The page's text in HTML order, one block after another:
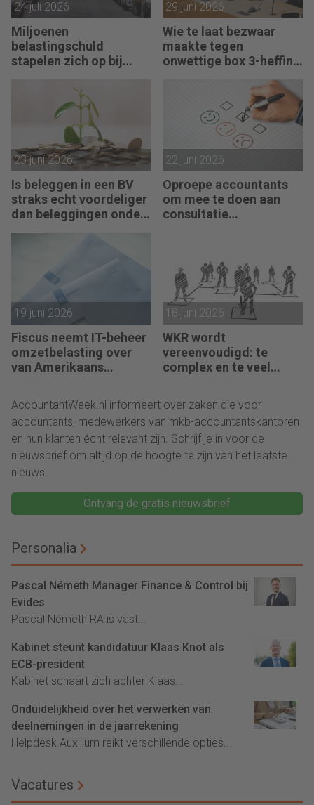
24 juli 2026
Miljoenen
belastingschuld
stapelen zich op bij
29 juni 2026
Wie te laat bezwaar
maakte tegen
onwettige box 3-heffing
23 juni 2026
Is beleggen in een BV
straks echt voordeliger
dan beleggingen onder
22 juni 2026
Oproepe accountants
om mee te doen aan
consultatie
19 juni 2026
Fiscus neemt IT-beheer
omzetbelasting over
van Amerikaans
18 juni 2026
WKR wordt
vereenvoudigd: te
complex en te veel
AccountantWeek.nl informeert over zaken die voor
accountants, medewerkers van mkb-accountantskantoren
en hun klanten écht relevant zijn. Schrijf je in voor de
nieuwsbrief om altijd op de hoogte te zijn van het laatste
nieuws.
Ontvang de gratis nieuwsbrief
Personalia
Pascal Németh Manager Finance & Control bij
Evides
Pascal Németh RA is vast...
Kabinet steunt kandidatuur Klaas Knot als
ECB-president
Kabinet schaart zich achter Klaas...
Onduidelijkheid over het verwerken van
deelnemingen in de jaarrekening
Helpdesk Auxilium reikt verschillende opties...
Vacatures